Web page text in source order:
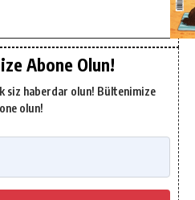
Abone Olun!
siz haberdar olun! Bültenimize
olun!